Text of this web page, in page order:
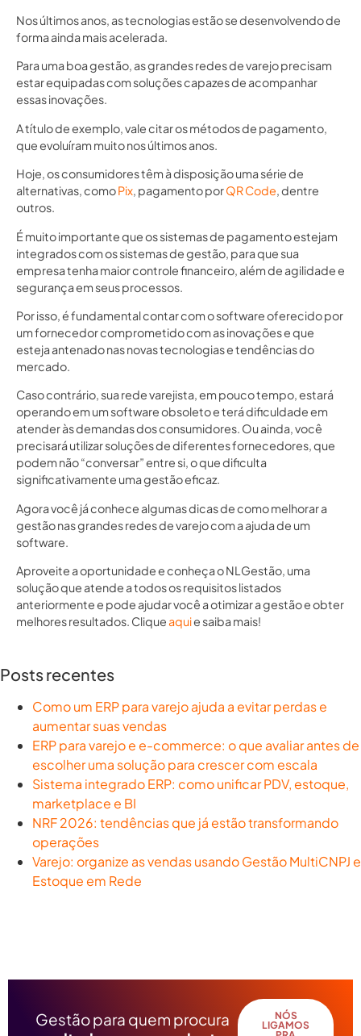
Nos últimos anos, as tecnologias estão se desenvolvendo de
forma ainda mais acelerada.
Para uma boa gestão, as grandes redes de varejo precisam
estar equipadas com soluções capazes de acompanhar
essas inovações.
A título de exemplo, vale citar os métodos de pagamento,
que evoluíram muito nos últimos anos.
Hoje, os consumidores têm à disposição uma série de
alternativas, comoPix, pagamento porQR Code, dentre
outros.
É muito importante que os sistemas de pagamento estejam
integrados com os sistemas de gestão, para que sua
empresa tenha maior controle financeiro, além de agilidade e
segurança em seus processos.
Por isso, é fundamental contar com o software oferecido por
um fornecedor comprometido com as inovações e que
esteja antenado nas novas tecnologias e tendências do
mercado.
Caso contrário, sua rede varejista, em pouco tempo, estará
operando em um software obsoleto e terá dificuldade em
atender às demandas dos consumidores. Ou ainda, você
precisará utilizar soluções de diferentes fornecedores, que
podem não “conversar” entre si, o que dificulta
significativamente uma gestão eficaz.
Agora você já conhece algumas dicas de como melhorar a
gestão nas grandes redes de varejo com a ajuda de um
software.
Aproveite a oportunidade e conheça o NLGestão, uma
solução que atende a todos os requisitos listados
anteriormente e pode ajudar você a otimizar a gestão e obter
melhores resultados. Cliqueaquie saiba mais!
Posts recentes
Como um ERP para varejo ajuda a evitar perdas e
aumentar suas vendas
ERP para varejo e e-commerce: o que avaliar antes de
escolher uma solução para crescer com escala
Sistema integrado ERP: como unificar PDV, estoque,
marketplace e BI
NRF 2026: tendências que já estão transformando
operações
Varejo: organize as vendas usando Gestão MultiCNPJ e
Estoque em Rede
Gestão para quem procura
NÓS
LIGAMOS